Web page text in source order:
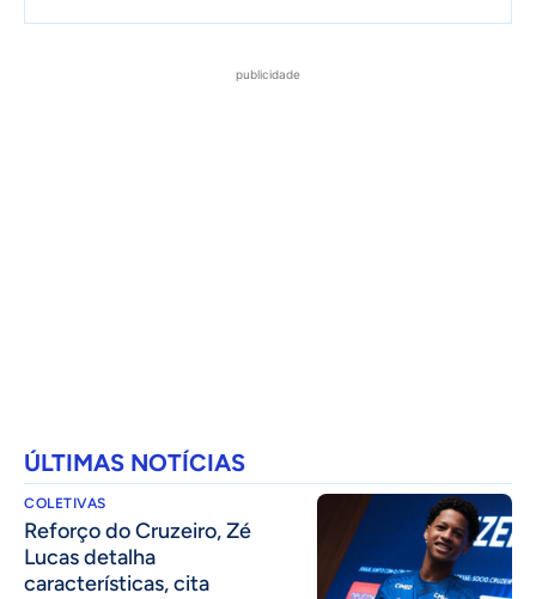
publicidade
ÚLTIMAS NOTÍCIAS
COLETIVAS
⁠Reforço do Cruzeiro, Zé
Lucas detalha
características, cita